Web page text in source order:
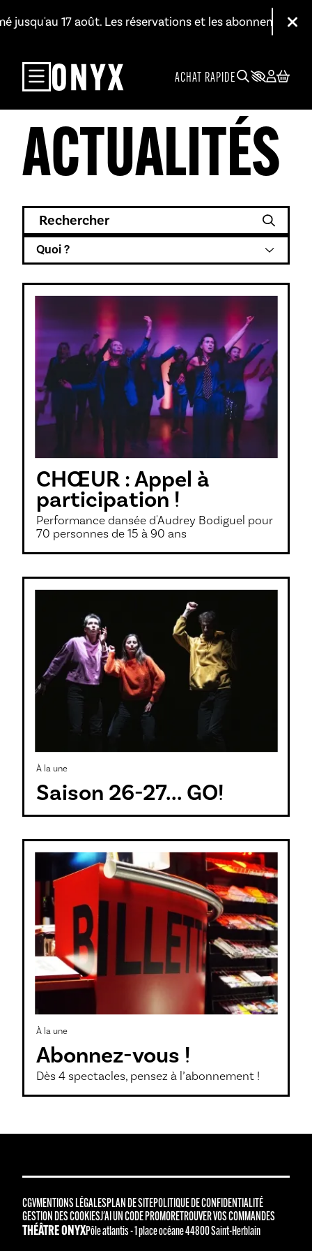
17 août. Les réservations et les abonnements
ACHAT RAPIDE
ACTUALITÉS
Rechercher
Catégories
CHŒUR : Appel à
participation !
Performance dansée d'Audrey Bodiguel pour
70 personnes de 15 à 90 ans
Saison 26-27... GO!
À la une
Abonnez-vous !
Dès 4 spectacles, pensez à l’abonnement !
À la une
CGVMENTIONS LÉGALESPLAN DE SITEPOLITIQUE DE CONFIDENTIALITÉ
GESTION DES COOKIESJ'AI UN CODE PROMORETROUVER VOS COMMANDES
THÉÂTRE ONYXPôle atlantis - 1 place océane 44800 Saint-Herblain